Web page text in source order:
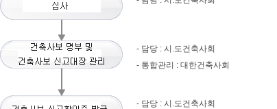
- 담당 : 시.도건축사회
- 통합관리 : 대한건축사회
- 담당 : 시.도건축사회